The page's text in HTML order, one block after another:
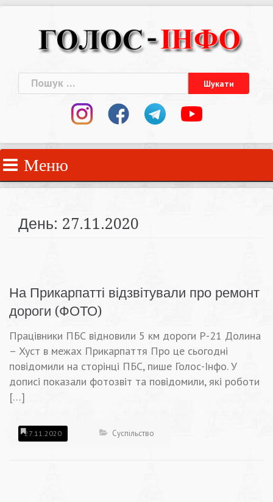
Пошук:
Меню
День: 27.11.2020
На Прикарпатті відзвітували про ремонт
дороги (ФОТО)
Працівники ПБС відновили 5 км дороги Р-21 Долина
– Хуст в межах Прикарпаття Про це сьогодні
повідомили на сторінці ПБС, пише Голос-Інфо. У
дописі показали фотозвіт та повідомили, які роботи
[…]
27.11.2020 Суспільство